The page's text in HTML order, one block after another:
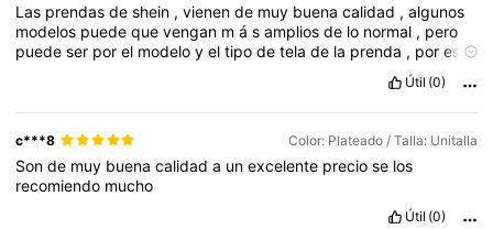
Las prendasdeshein ,vienende muy buenacalidad ,algunos
modelos puedequevengan másampliosde lo normal , pero
puedeser porel modeloyeltipodetelade la prenda , poreso
de
variable peroes
seguroyconfiableenquélleguen...
Útil (0)
c***8 Color: Plateado / Talla: Unitalla
Sonde muy buenacalidada unexcelente preciose los
recomiendo mucho
Útil (0)